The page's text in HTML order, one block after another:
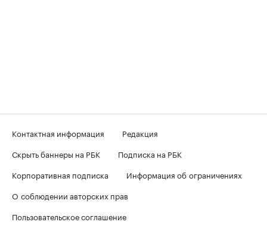
Контактная информация
Редакция
Скрыть баннеры на РБК
Подписка на РБК
Корпоративная подписка
Информация об ограничениях
О соблюдении авторских прав
Пользовательское соглашение